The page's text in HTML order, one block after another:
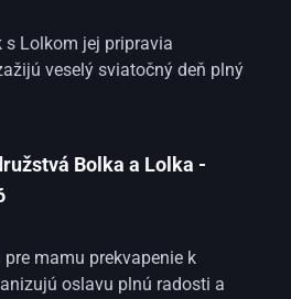
s Lolkom jej pripravia
veselý sviatočný deň plný
Bolka a Lolka -
mamu prekvapenie k
oslavu plnú radosti a